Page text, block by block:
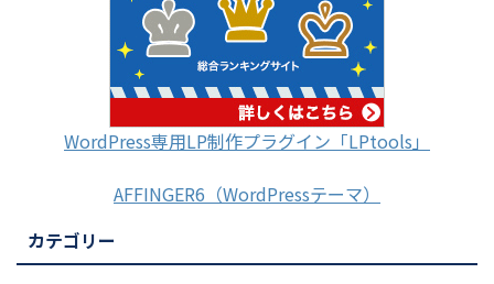
WordPress専用LP制作プラグイン「LPtools」
AFFINGER6（WordPressテーマ）
カテゴリー